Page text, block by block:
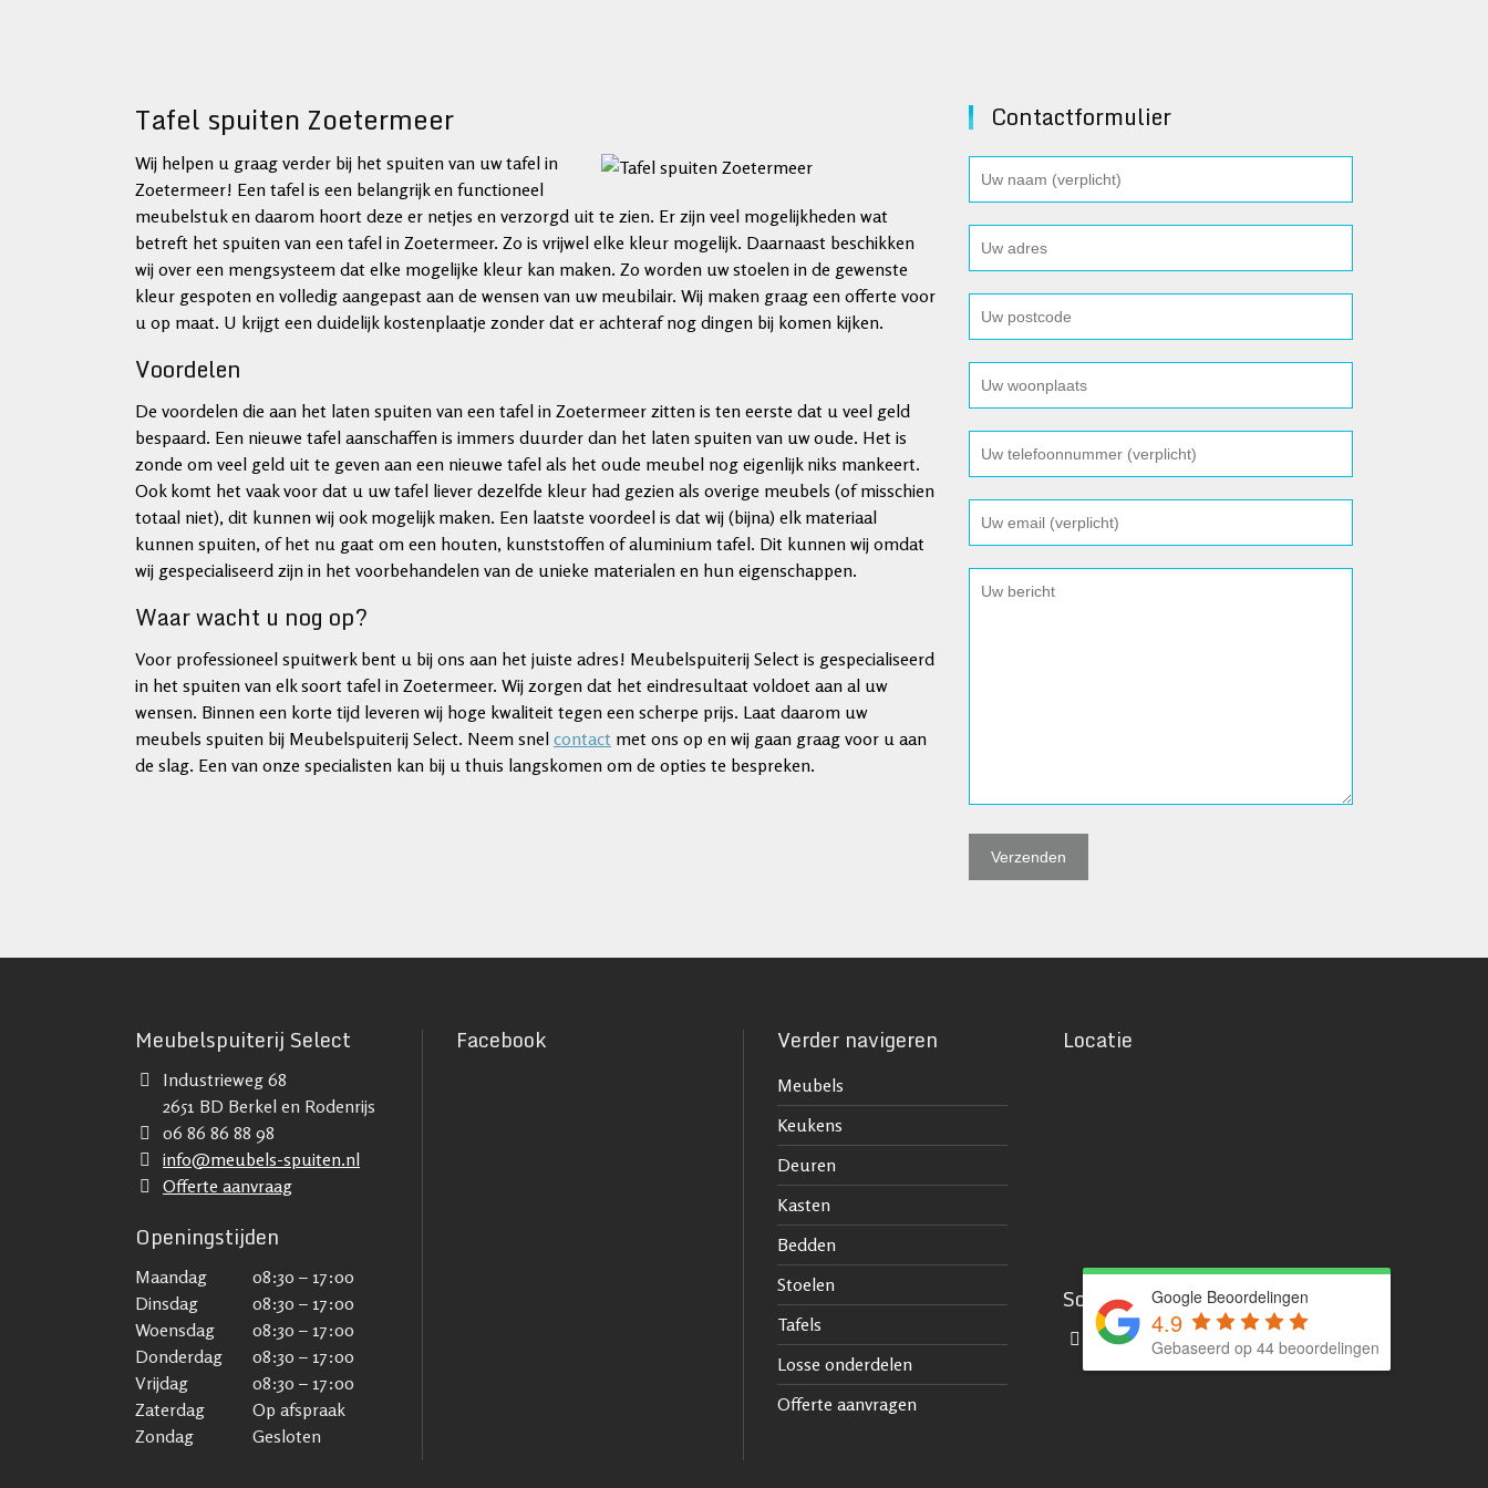
Tafel spuiten Zoetermeer
Wij helpen u graag verder bij het spuiten van uw tafel in
Zoetermeer! Een tafel is een belangrijk en functioneel
meubelstuk en daarom hoort deze er netjes en verzorgd uit te zien. Er zijn veel mogelijkheden wat
betreft het spuiten van een tafel in Zoetermeer. Zo is vrijwel elke kleur mogelijk. Daarnaast beschikken
wij over een mengsysteem dat elke mogelijke kleur kan maken. Zo worden uw stoelen in de gewenste
kleur gespoten en volledig aangepast aan de wensen van uw meubilair. Wij maken graag een offerte voor
u op maat. U krijgt een duidelijk kostenplaatje zonder dat er achteraf nog dingen bij komen kijken.
Voordelen
De voordelen die aan het laten spuiten van een tafel in Zoetermeer zitten is ten eerste dat u veel geld
bespaard. Een nieuwe tafel aanschaffen is immers duurder dan het laten spuiten van uw oude. Het is
zonde om veel geld uit te geven aan een nieuwe tafel als het oude meubel nog eigenlijk niks mankeert.
Ook komt het vaak voor dat u uw tafel liever dezelfde kleur had gezien als overige meubels (of misschien
totaal niet), dit kunnen wij ook mogelijk maken. Een laatste voordeel is dat wij (bijna) elk materiaal
kunnen spuiten, of het nu gaat om een houten, kunststoffen of aluminium tafel. Dit kunnen wij omdat
wij gespecialiseerd zijn in het voorbehandelen van de unieke materialen en hun eigenschappen.
Waar wacht u nog op?
Voor professioneel spuitwerk bent u bij ons aan het juiste adres! Meubelspuiterij Select is gespecialiseerd
in het spuiten van elk soort tafel in Zoetermeer. Wij zorgen dat het eindresultaat voldoet aan al uw
wensen. Binnen een korte tijd leveren wij hoge kwaliteit tegen een scherpe prijs. Laat daarom uw
meubels spuiten bij Meubelspuiterij Select. Neem snel contact met ons op en wij gaan graag voor u aan
de slag. Een van onze specialisten kan bij u thuis langskomen om de opties te bespreken.
Contactformulier
Meubelspuiterij Select
Industrieweg 68
2651 BD Berkel en Rodenrijs
06 86 86 88 98
info@meubels-spuiten.nl
Offerte aanvraag
Openingstijden
Maandag
08:30 – 17:00
Dinsdag
08:30 – 17:00
Woensdag
08:30 – 17:00
Donderdag
08:30 – 17:00
Vrijdag
08:30 – 17:00
Zaterdag
Op afspraak
Zondag
Gesloten
Facebook Verder navigeren
Meubels
Keukens
Deuren
Kasten
Bedden
Stoelen
Tafels
Losse onderdelen
Offerte aanvragen
Locatie
Social mediaGoogle Beoordelingen
4.9
Gebaseerd op 44 beoordelingen